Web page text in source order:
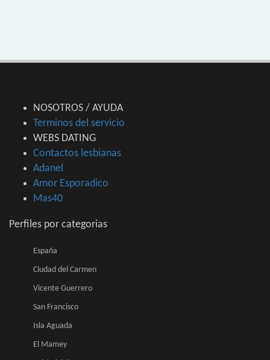
NOSOTROS / AYUDA
Terminos del servicio
WEBS DATING
Contactos lesbianas
Adanel
Amor Esporadico
Mas40
Perfiles por categorias
España
Ciudad del Carmen
Vicente Guerrero
San Francisco
Isla Aguada
El Mamey